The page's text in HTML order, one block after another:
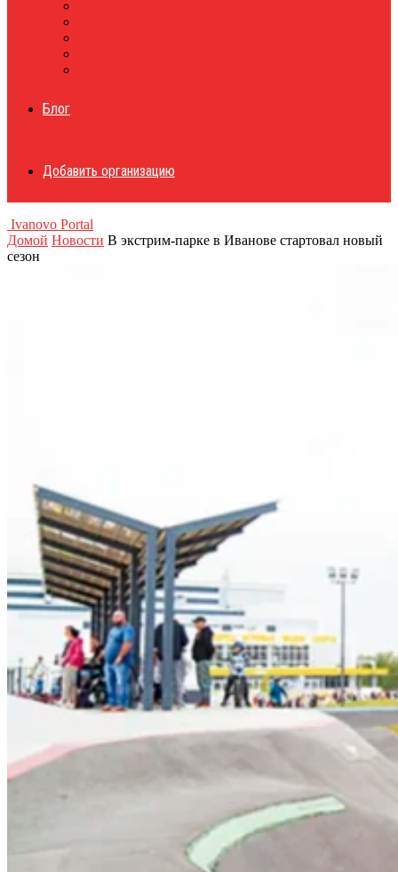
Блог
Добавить организацию
Ivanovo Portal
Домой Новости В экстрим-парке в Иванове стартовал новый
сезон